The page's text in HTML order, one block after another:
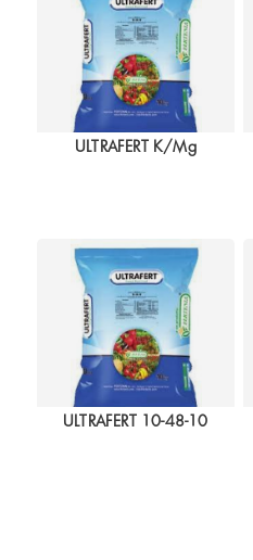
ULTRAFERT K/Mg
ULTRAFERT 10-48-10